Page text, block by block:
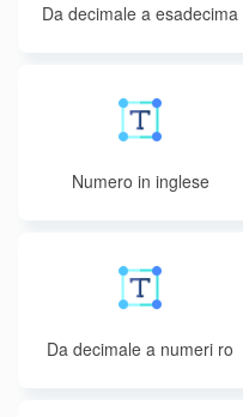
Da decimale a esadecima
Numero in inglese
Da decimale a numeri ro